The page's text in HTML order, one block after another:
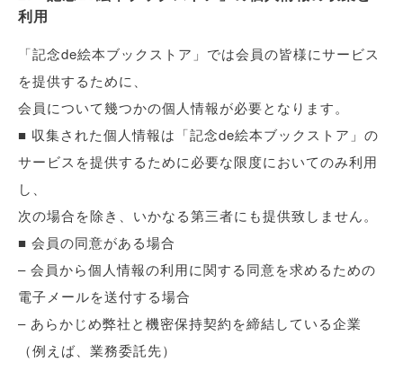
利用
「記念de絵本ブックストア」では会員の皆様にサービス
を提供するために、
会員について幾つかの個人情報が必要となります。
■ 収集された個人情報は「記念de絵本ブックストア」の
サービスを提供するために必要な限度においてのみ利用
し、
次の場合を除き、いかなる第三者にも提供致しません。
■ 会員の同意がある場合
– 会員から個人情報の利用に関する同意を求めるための
電子メールを送付する場合
– あらかじめ弊社と機密保持契約を締結している企業
（例えば、業務委託先）